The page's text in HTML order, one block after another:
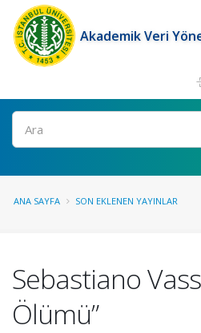
Akademik Veri
Ara
ANA SAYFA SON EKLENEN YAYINLAR
Sebastiano
Ölümü”